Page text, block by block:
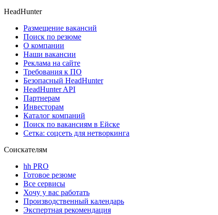
HeadHunter
Размещение вакансий
Поиск по резюме
О компании
Наши вакансии
Реклама на сайте
Требования к ПО
Безопасный HeadHunter
HeadHunter API
Партнерам
Инвесторам
Каталог компаний
Поиск по вакансиям в Ейске
Сетка: соцсеть для нетворкинга
Соискателям
hh PRO
Готовое резюме
Все сервисы
Хочу у вас работать
Производственный календарь
Экспертная рекомендация